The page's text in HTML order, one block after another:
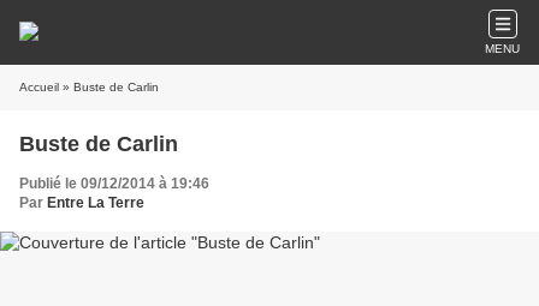
MENU
Accueil » Buste de Carlin
Buste de Carlin
Publié le 09/12/2014 à 19:46
Par Entre La Terre